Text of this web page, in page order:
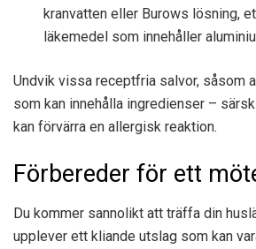
kranvatten eller Burows lösning,
läkemedel som innehåller
Undvik vissa receptfria salvor, såsom
som kan innehålla ingredienser –
kan förvärra en allergisk reaktion.
Förbereder för ett
Du kommer sannolikt att träffa din
upplever ett kliande utslag som kan